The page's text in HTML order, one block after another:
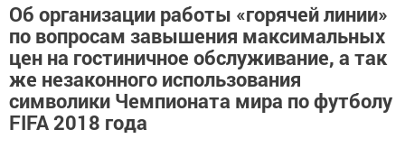
Об организации работы «горячей линии»
по вопросам завышения максимальных
цен на гостиничное обслуживание, а так
же незаконного использования
символики Чемпионата мира по футболу
FIFA 2018 года